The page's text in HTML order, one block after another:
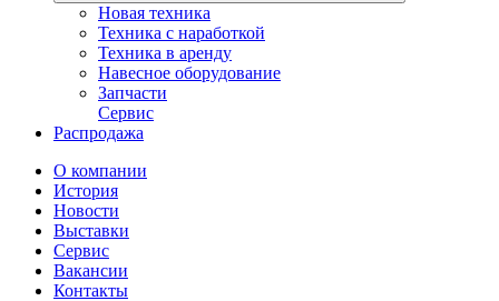
Новая техника
Техника с наработкой
Техника в аренду
Навесное оборудование
Запчасти
Сервис
Распродажа
О компании
История
Новости
Выставки
Сервис
Вакансии
Контакты